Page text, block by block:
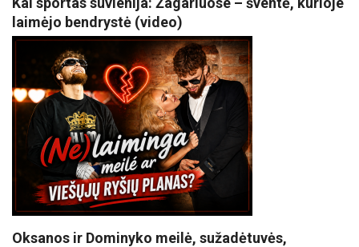
laimėjo bendrystė (video)
Oksanos ir Dominyko meilė, sužadėtuvės,